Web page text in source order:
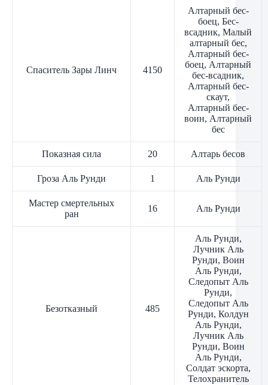
Спаситель Зары Линч 4150
Алтарный бес-
боец, Бес-
всадник, Малый
алтарный бес,
Алтарный бес-
боец, Алтарный
бес-всадник,
Алтарный бес-
скаут,
Алтарный бес-
воин, Алтарный
бес
Показная сила 20 Алтарь бесов
Гроза Аль Рунди 1 Аль Рунди
Мастер смертельных
ран
16 Аль Рунди
Безотказный 485
Аль Рунди,
Лучник Аль
Рунди, Воин
Аль Рунди,
Следопыт Аль
Рунди,
Следопыт Аль
Рунди, Колдун
Аль Рунди,
Лучник Аль
Рунди, Воин
Аль Рунди,
Солдат эскорта,
Телохранитель